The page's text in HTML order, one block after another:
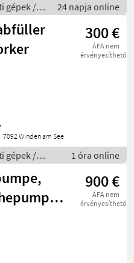
gépek /
gépek
24 napja online
300 €
ÁFA nem
érvényesíthető
7092 Winden am See
gépek /
gépek
1 óra online
900 €
ÁFA nem
érvényesíthető